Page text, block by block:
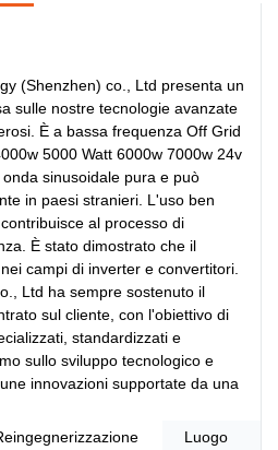
(Shenzhen) co., Ltd presenta un
sulle nostre tecnologie avanzate
È a bassa frequenza Off Grid
5000 Watt 6000w 7000w 24v
sinusoidale pura e può
in paesi stranieri. L'uso ben
al processo di
È stato dimostrato che il
campi di inverter e convertitori.
Ltd ha sempre sostenuto il
sul cliente, con l'obiettivo di
standardizzati e
sullo sviluppo tecnologico e
innovazioni supportate da una
Luogo